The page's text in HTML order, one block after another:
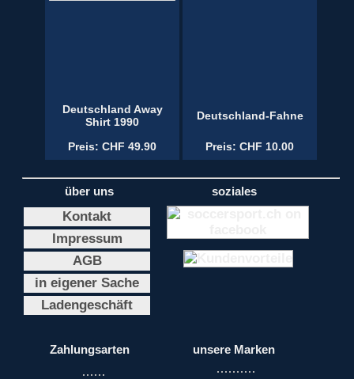
Deutschland Away
Shirt 1990
Preis: CHF 49.90
Deutschland-Fahne
Preis: CHF 10.00
über uns
Kontakt
Impressum
AGB
in eigener Sache
Ladengeschäft
soziales
Zahlungsarten unsere Marken